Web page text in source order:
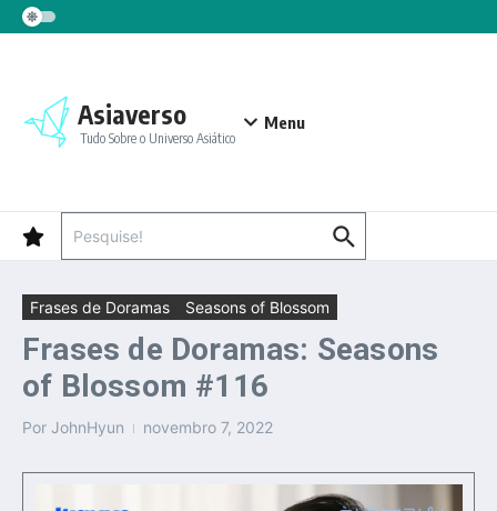
Ir para o conteúdo
Asiaverso
Tudo Sobre o Universo Asiático
Menu
Frases de Doramas Seasons of Blossom
Frases de Doramas: Seasons
of Blossom #116
Por JohnHyun novembro 7, 2022